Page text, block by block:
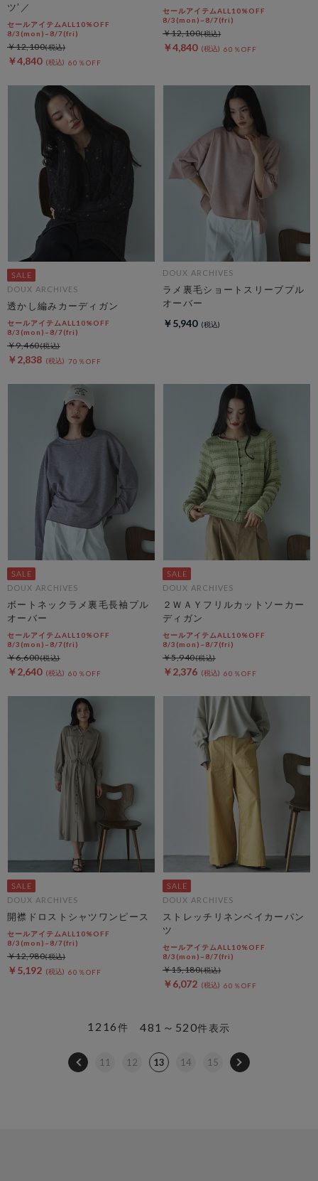
ツ’／
セールアイテムALL10%OFF
8/3(mon)~8/7(fri)
￥4,840 60％OFF
￥12,100
セールアイテムALL10%OFF
8/3(mon)~8/7(fri)
￥4,840 60％OFF
￥12,100
DOUX ARCHIVES
透かし編みカーディガン
セールアイテムALL10%OFF
8/3(mon)~8/7(fri)
￥2,838 70％OFF
￥9,460
DOUX ARCHIVES
ラメ裏毛ショートスリーブプル
オーバー
￥5,940
DOUX ARCHIVES
ボートネックラメ裏毛長袖プル
オーバー
セールアイテムALL10%OFF
8/3(mon)~8/7(fri)
￥2,640 60％OFF
￥6,600
DOUX ARCHIVES
２ＷＡＹフリルカットソーカー
ディガン
セールアイテムALL10%OFF
8/3(mon)~8/7(fri)
￥2,376 60％OFF
￥5,940
DOUX ARCHIVES
開襟ドロストシャツワンピース
セールアイテムALL10%OFF
8/3(mon)~8/7(fri)
￥5,192 60％OFF
￥12,980
DOUX ARCHIVES
ストレッチリネンベイカーパン
ツ
セールアイテムALL10%OFF
8/3(mon)~8/7(fri)
￥6,072 60％OFF
￥15,180
481～520件表示
1216件
11 12 13 14 15